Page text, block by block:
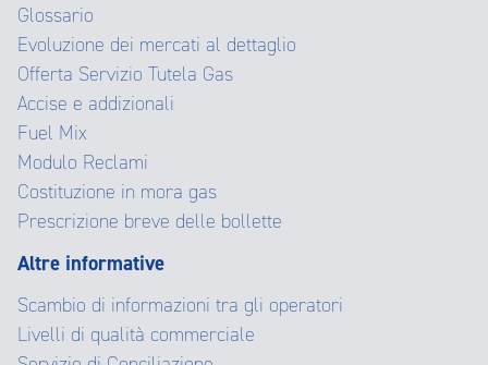
Glossario
Evoluzione dei mercati al dettaglio
Offerta Servizio Tutela Gas
Accise e addizionali
Fuel Mix
Modulo Reclami
Costituzione in mora gas
Prescrizione breve delle bollette
Altre informative
Scambio di informazioni tra gli operatori
Livelli di qualità commerciale